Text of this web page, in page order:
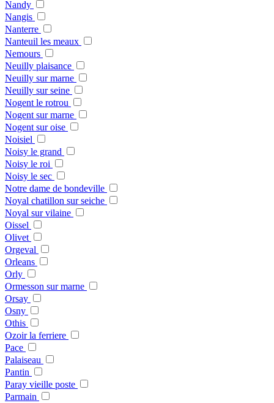
Nandy
Nangis
Nanterre
Nanteuil les meaux
Nemours
Neuilly plaisance
Neuilly sur marne
Neuilly sur seine
Nogent le rotrou
Nogent sur marne
Nogent sur oise
Noisiel
Noisy le grand
Noisy le roi
Noisy le sec
Notre dame de bondeville
Noyal chatillon sur seiche
Noyal sur vilaine
Oissel
Olivet
Orgeval
Orleans
Orly
Ormesson sur marne
Orsay
Osny
Othis
Ozoir la ferriere
Pace
Palaiseau
Pantin
Paray vieille poste
Parmain